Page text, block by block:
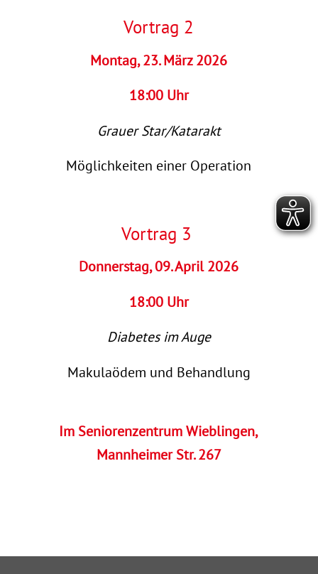
Vortrag 2
Montag, 23. März 2026
18:00 Uhr
Grauer Star/Katarakt
Möglichkeiten einer Operation
Vortrag 3
Donnerstag, 09. April 2026
18:00 Uhr
Diabetes im Auge
Makulaödem und Behandlung
Im Seniorenzentrum Wieblingen,
Mannheimer Str. 267